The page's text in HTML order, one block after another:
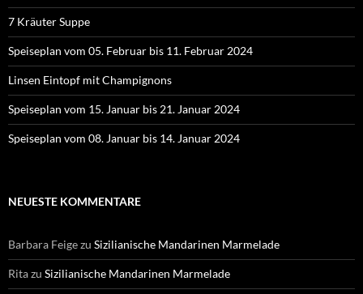
7 Kräuter Suppe
Speiseplan vom 05. Februar bis 11. Februar 2024
Linsen Eintopf mit Champignons
Speiseplan vom 15. Januar bis 21. Januar 2024
Speiseplan vom 08. Januar bis 14. Januar 2024
NEUESTE KOMMENTARE
Barbara Feigezu Sizilianische Mandarinen Marmelade
Ritazu Sizilianische Mandarinen Marmelade